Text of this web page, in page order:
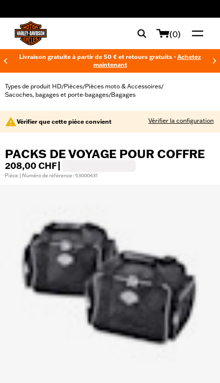
(0)
Livraison gratuite à partir de 50 € et retours gratuits - Achetez
maintenant
Types de produit HD/Pièces/Pièces moto & Accessoires/
Sacoches, bagages et porte-bagages/Bagages
Vérifier que cette pièce convient Vérifier la configuration
PACKS DE VOYAGE POUR COFFRE
208,00 CHF
Pièce | Numéro de référence : 53000431